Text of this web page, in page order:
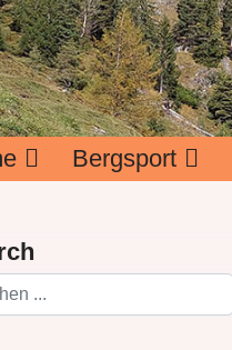
Bergsport